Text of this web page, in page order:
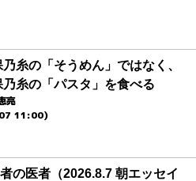
糸の「そうめん」ではなく、
乃糸の「パスタ」を食べる
亮
11:00)
の医者（2026.8.7 朝エッセイ